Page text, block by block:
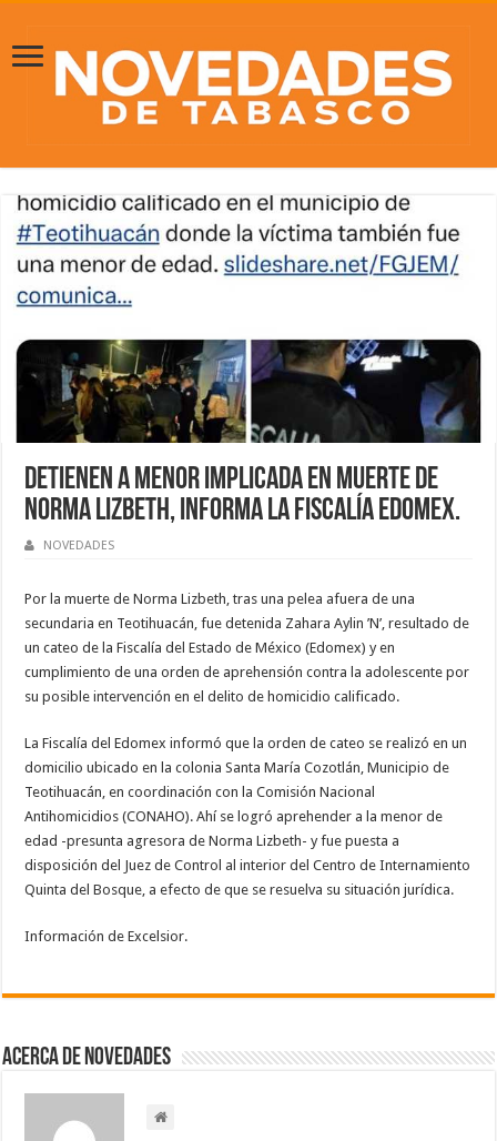
Detienen a menor implicada en muerte de
Norma Lizbeth, informa la Fiscalía Edomex.
NOVEDADES
Por la muerte de Norma Lizbeth, tras una pelea afuera de una
secundaria en Teotihuacán, fue detenida Zahara Aylin ’N’, resultado de
un cateo de la Fiscalía del Estado de México (Edomex) y en
cumplimiento de una orden de aprehensión contra la adolescente por
su posible intervención en el delito de homicidio calificado.
La Fiscalía del Edomex informó que la orden de cateo se realizó en un
domicilio ubicado en la colonia Santa María Cozotlán, Municipio de
Teotihuacán, en coordinación con la Comisión Nacional
Antihomicidios (CONAHO). Ahí se logró aprehender a la menor de
edad -presunta agresora de Norma Lizbeth- y fue puesta a
disposición del Juez de Control al interior del Centro de Internamiento
Quinta del Bosque, a efecto de que se resuelva su situación jurídica.
Información de Excelsior.
Acerca de NOVEDADES